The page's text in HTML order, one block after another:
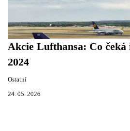
Akcie Lufthansa: Co čeká
2024
Ostatní
24. 05. 2026